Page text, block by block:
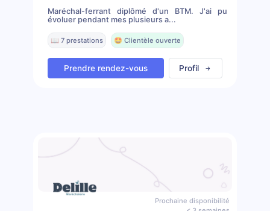
Maréchal-ferrant diplômé d'un BTM. J'ai pu
évoluer pendant mes plusieurs a...
📖 7 prestations 🤩 Clientèle ouverte
Prendre rendez-vous Profil
Prochaine disponibilité